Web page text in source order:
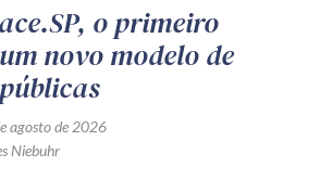
o primeiro
novo modelo de
agosto de 2026
Niebuhr